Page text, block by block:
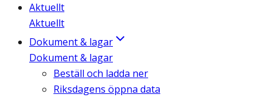
Aktuellt
Aktuellt
Dokument & lagar
Dokument & lagar
Beställ och ladda ner
Riksdagens öppna data